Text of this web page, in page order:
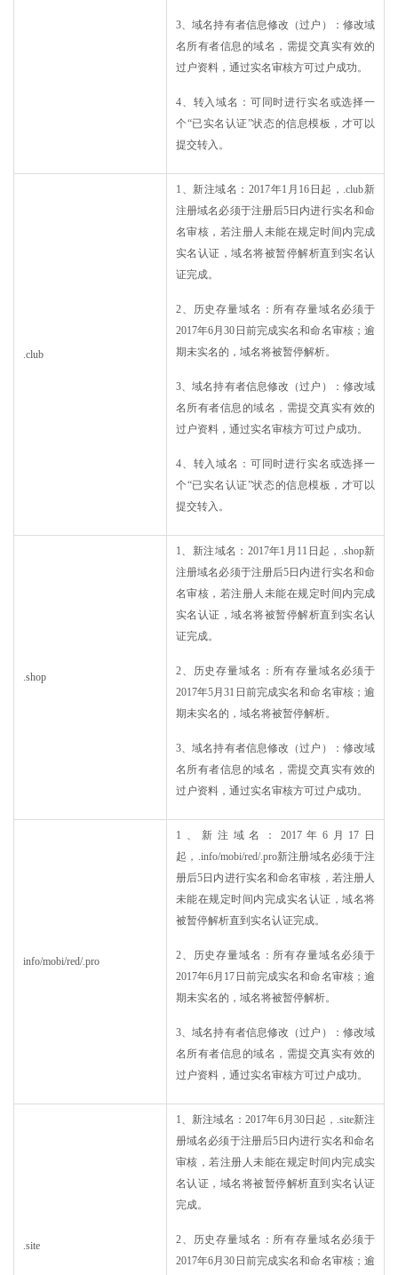
3、域名持有者信息修改（过户）：修改域
名所有者信息的域名，需提交真实有效的
过户资料，通过实名审核方可过户成功。
4、转入域名：可同时进行实名或选择一
个“已实名认证”状态的信息模板，才可以
提交转入。
.club
1、新注域名：2017年1月16日起，.club新
注册域名必须于注册后5日内进行实名和命
名审核，若注册人未能在规定时间内完成
实名认证，域名将被暂停解析直到实名认
证完成。
2、历史存量域名：所有存量域名必须于
2017年6月30日前完成实名和命名审核；逾
期未实名的，域名将被暂停解析。
3、域名持有者信息修改（过户）：修改域
名所有者信息的域名，需提交真实有效的
过户资料，通过实名审核方可过户成功。
4、转入域名：可同时进行实名或选择一
个“已实名认证”状态的信息模板，才可以
提交转入。
.shop
1、新注域名：2017年1月11日起，.shop新
注册域名必须于注册后5日内进行实名和命
名审核，若注册人未能在规定时间内完成
实名认证，域名将被暂停解析直到实名认
证完成。
2、历史存量域名：所有存量域名必须于
2017年5月31日前完成实名和命名审核；逾
期未实名的，域名将被暂停解析。
3、域名持有者信息修改（过户）：修改域
名所有者信息的域名，需提交真实有效的
过户资料，通过实名审核方可过户成功。
info/mobi/red/.pro
1、新注域名：2017年6月17日
起，.info/mobi/red/.pro新注册域名必须于注
册后5日内进行实名和命名审核，若注册人
未能在规定时间内完成实名认证，域名将
被暂停解析直到实名认证完成。
2、历史存量域名：所有存量域名必须于
2017年6月17日前完成实名和命名审核；逾
期未实名的，域名将被暂停解析。
3、域名持有者信息修改（过户）：修改域
名所有者信息的域名，需提交真实有效的
过户资料，通过实名审核方可过户成功。
.site
1、新注域名：2017年6月30日起，.site新注
册域名必须于注册后5日内进行实名和命名
审核，若注册人未能在规定时间内完成实
名认证，域名将被暂停解析直到实名认证
完成。
2、历史存量域名：所有存量域名必须于
2017年6月30日前完成实名和命名审核；逾